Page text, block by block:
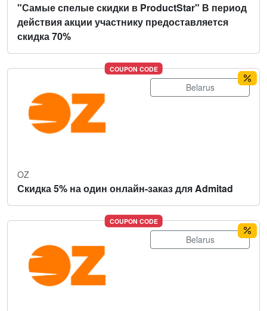
"Самые спелые скидки в ProductStar" В период
действия акции участнику предоставляется
скидка 70%
COUPON CODE
Belarus
OZ
Скидка 5% на один онлайн-заказ для Admitad
COUPON CODE
Belarus